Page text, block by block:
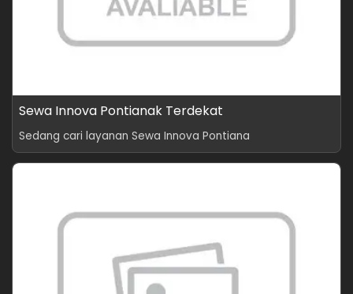
Sewa Innova Pontianak Terdekat
Sedang cari layanan Sewa Innova Pontiana